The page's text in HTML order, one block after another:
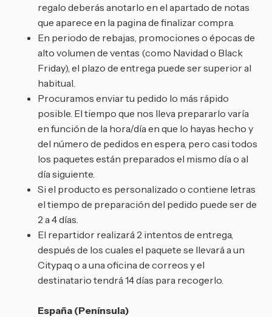
regalo deberás anotarlo en el apartado de notas
que aparece en la pagina de finalizar compra.
En periodo de rebajas, promociones o épocas de
alto volumen de ventas (como Navidad o Black
Friday), el plazo de entrega puede ser superior al
habitual.
Procuramos enviar tu pedido lo más rápido
posible. El tiempo que nos lleva prepararlo varía
en función de la hora/día en que lo hayas hecho y
del número de pedidos en espera, pero casi todos
los paquetes están preparados el mismo día o al
día siguiente.
Si el producto es personalizado o contiene letras
el tiempo de preparación del pedido puede ser de
2 a 4 días.
El repartidor realizará 2 intentos de entrega,
después de los cuales el paquete se llevará a un
Citypaq o a una oficina de correos y el
destinatario tendrá 14 días para recogerlo.
España (Península)